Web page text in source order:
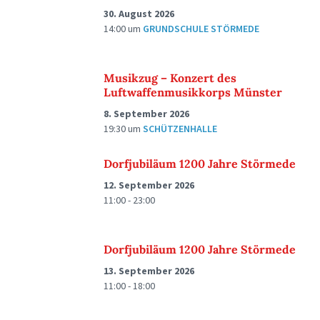
30. August 2026
14:00um GRUNDSCHULE STÖRMEDE
Musikzug – Konzert des
Luftwaffenmusikkorps Münster
8. September 2026
19:30um SCHÜTZENHALLE
Dorfjubiläum 1200 Jahre Störmede
12. September 2026
11:00 - 23:00
Dorfjubiläum 1200 Jahre Störmede
13. September 2026
11:00 - 18:00